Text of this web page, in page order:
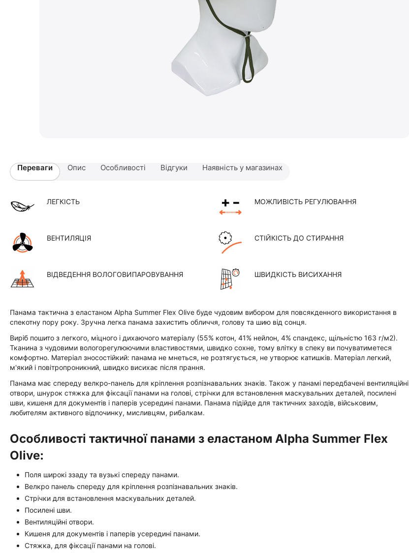
Переваги
Опис Особливості Відгуки Наявність у магазинах
ЛЕГКІСТЬ МОЖЛИВІСТЬ РЕГУЛЮВАННЯ
ВЕНТИЛЯЦІЯ СТІЙКІСТЬ ДО СТИРАННЯ
ВІДВЕДЕННЯ ВОЛОГОВИПАРОВУВАННЯ ШВИДКІСТЬ ВИСИХАННЯ
Панама тактична з еластаном Alpha Summer Flex Olive буде чудовим вибором для повсякденного використання в
спекотну пору року. Зручна легка панама захистить обличчя, голову та шию від сонця.
Виріб пошито з легкого, міцного і дихаючого матеріалу (55% котон, 41% нейлон, 4% спандекс, щільністю 163 г/м2).
Тканина з чудовими вологорегулюючими властивостями, швидко сохне, тому влітку в спеку ви почуватиметеся
комфортно. Матеріал зносостійкий: панама не мнеться, не розтягується, не утворює катишків. Матеріал легкий,
м'який і повітропроникний, швидко висихає після прання.
Панама має спереду велкро-панель для кріплення розпізнавальних знаків. Також у панамі передбачені вентиляційні
отвори, шнурок стяжка для фіксації панами на голові, стрічки для встановлення маскувальних деталей, посилені
шви, кишеня для документів і паперів усередині панами. Панама підійде для тактичних заходів, військовим,
любителям активного відпочинку, мисливцям, рибалкам.
Особливості тактичної панами з еластаном Alpha Summer Flex
Olive:
Поля широкі ззаду та вузькі спереду панами.
Велкро панель спереду для кріплення розпізнавальних знаків.
Стрічки для встановлення маскувальних деталей.
Посилені шви.
Вентиляційні отвори.
Кишеня для документів і паперів усередині панами.
Стяжка, для фіксації панами на голові.